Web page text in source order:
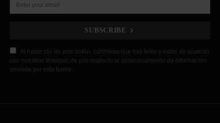
SUBSCRIBE
Al hacer clic en este botón, confirmas que has leído y estas de acuerdo
con nuestros términos de uso respecto al almacenamiento de información
enviada por esta forma.